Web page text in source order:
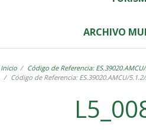
ARCHIVO
Inicio
Código de Referencia:
Código de Referencia: ES.39020.AMCU/